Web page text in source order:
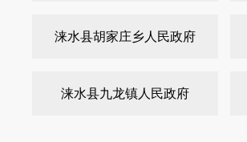
涞水县胡家庄乡人民政府
涞水县九龙镇人民政府